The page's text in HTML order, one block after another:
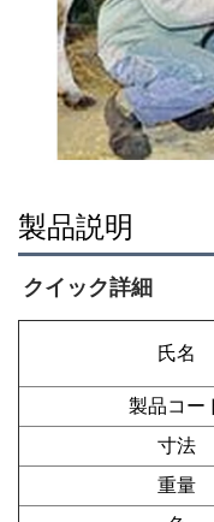
製品説明
クイック詳細
氏名
製品コー
寸法
重量